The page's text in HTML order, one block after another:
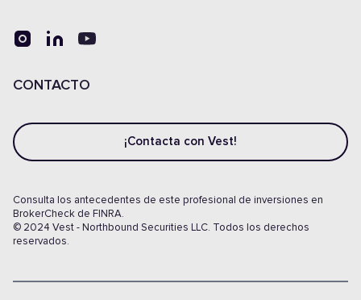
CONTACTO
¡Contacta con Vest!
Consulta los antecedentes de este profesional de inversiones en
BrokerCheck de FINRA.
© 2024 Vest - Northbound Securities LLC. Todos los derechos
reservados.